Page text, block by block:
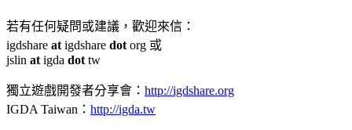
若有任何疑問或建議，歡迎來信：
igdshare at igdshare dot org 或
jslin at igda dot tw
獨立遊戲開發者分享會： http://igdshare.org
IGDA Taiwan： http://igda.tw